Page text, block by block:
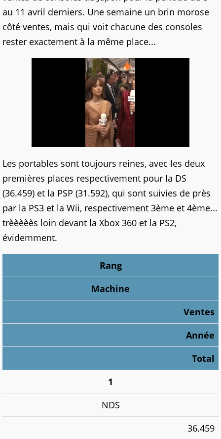
au 11 avril derniers. Une semaine un brin morose
côté ventes, mais qui voit chacune des consoles
rester exactement à la même place...
Les portables sont toujours reines, avec les deux
premières places respectivement pour la DS
(36.459) et la PSP (31.592), qui sont suivies de près
par la PS3 et la Wii, respectivement 3ème et 4ème...
trèèèèès loin devant la Xbox 360 et la PS2,
évidemment.
Rang
Machine
Ventes
Année
Total
1
NDS
36.459